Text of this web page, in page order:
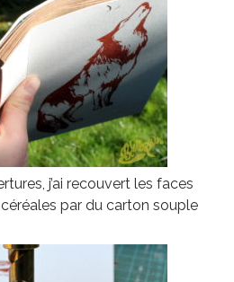
j’ai recouvert les faces
par du carton souple